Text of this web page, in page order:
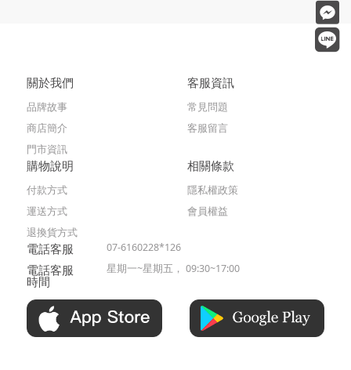
關於我們
品牌故事
商店簡介
門市資訊
客服資訊
常見問題
客服留言
購物說明
付款方式
運送方式
退換貨方式
相關條款
隱私權政策
會員權益
電話客服 07-6160228*126
電話客服
時間
星期一~星期五， 09:30~17:00